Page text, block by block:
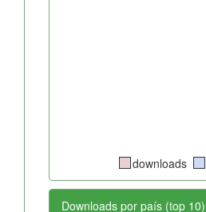
downloads
Downloads por país (top 10)